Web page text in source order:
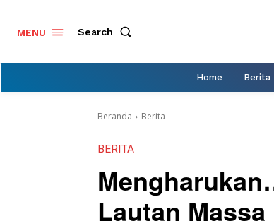
MENU Search
Home Berita
Beranda Berita
BERITA
Lautan